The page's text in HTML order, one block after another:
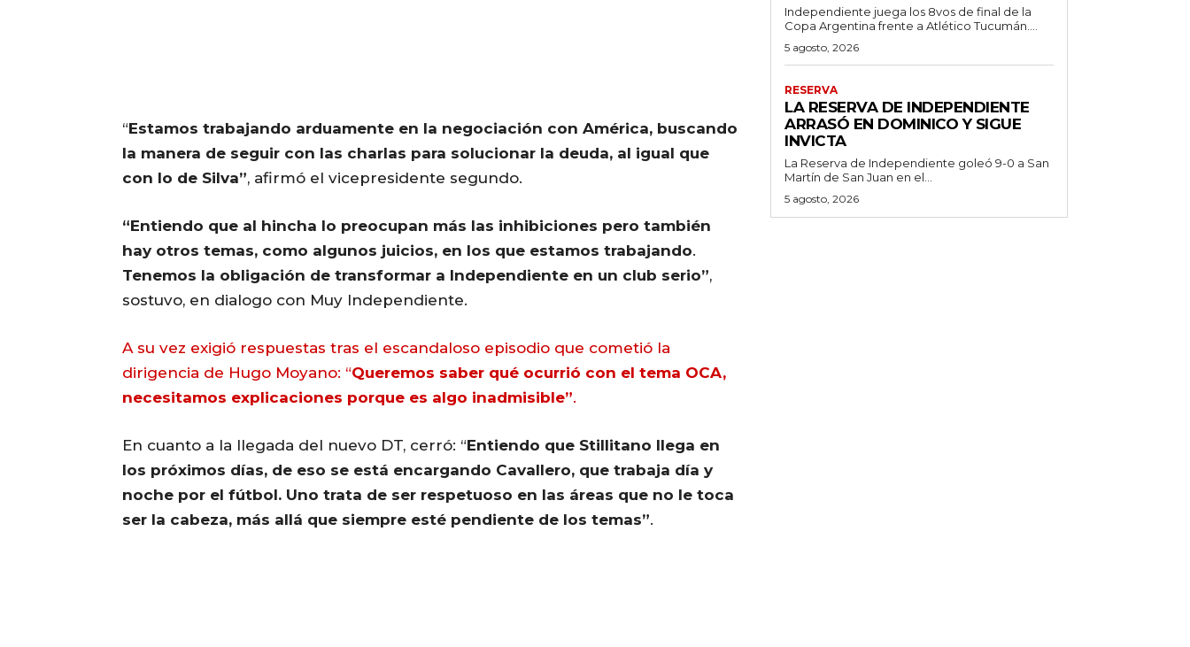
“Estamos trabajando arduamente en la negociación con América, buscando
la manera de seguir con las charlas para solucionar la deuda, al igual que
con lo de Silva”, afirmó el vicepresidente segundo.
“Entiendo que al hincha lo preocupan más las inhibiciones pero también
hay otros temas, como algunos juicios, en los que estamos trabajando.
Tenemos la obligación de transformar a Independiente en un club serio”,
sostuvo, en dialogo con Muy Independiente.
A su vez exigió respuestas tras el escandaloso episodio que cometió la
dirigencia de Hugo Moyano: “Queremos saber qué ocurrió con el tema OCA,
necesitamos explicaciones porque es algo inadmisible”.
En cuanto a la llegada del nuevo DT, cerró: “Entiendo que Stillitano llega en
los próximos días, de eso se está encargando Cavallero, que trabaja día y
noche por el fútbol. Uno trata de ser respetuoso en las áreas que no le toca
ser la cabeza, más allá que siempre esté pendiente de los temas”.
Independiente juega los 8vos de final de la
Copa Argentina frente a Atlético Tucumán....
5 agosto, 2026
RESERVA
LA RESERVA DE INDEPENDIENTE
ARRASÓ EN DOMINICO Y SIGUE
INVICTA
La Reserva de Independiente goleó 9-0 a San
Martín de San Juan en el...
5 agosto, 2026